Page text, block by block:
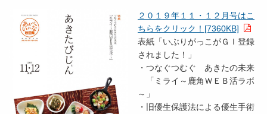
２０１９年１１・１２月号はこ
ちらをクリック！[7360KB]
表紙「いぶりがっこがＧＩ登録
されました！」
・つなぐつむぐ あきたの未来
「ミライ～鹿角ＷＥＢ活ラボ
～」
・旧優生保護法による優生手術